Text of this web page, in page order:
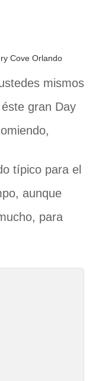
Cove Orlando
mismos
gran Day
típico para el
aunque
para